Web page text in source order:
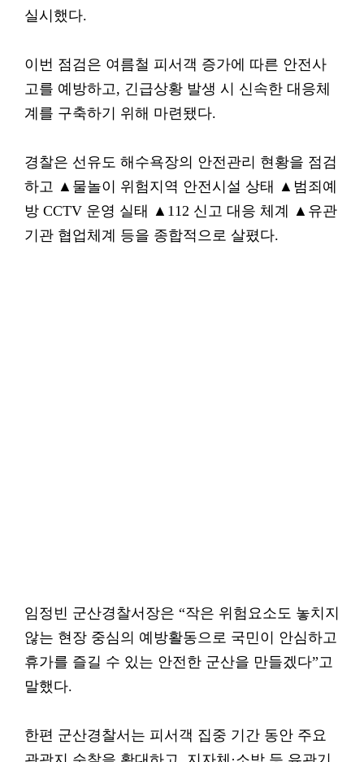
실시했다.
이번 점검은 여름철 피서객 증가에 따른 안전사
고를 예방하고, 긴급상황 발생 시 신속한 대응체
계를 구축하기 위해 마련됐다.
경찰은 선유도 해수욕장의 안전관리 현황을 점검
하고 ▲물놀이 위험지역 안전시설 상태 ▲범죄예
방 CCTV 운영 실태 ▲112 신고 대응 체계 ▲유관
기관 협업체계 등을 종합적으로 살폈다.
임정빈 군산경찰서장은 “작은 위험요소도 놓치지
않는 현장 중심의 예방활동으로 국민이 안심하고
휴가를 즐길 수 있는 안전한 군산을 만들겠다”고
말했다.
한편 군산경찰서는 피서객 집중 기간 동안 주요